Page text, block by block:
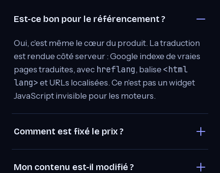
Est-ce bon pour le référencement ?
Oui, c'est même le cœur du produit. La traduction
est rendue côté serveur : Google indexe de vraies
pages traduites, avec hreflang , balise <html
lang> et URLs localisées. Ce n'est pas un widget
JavaScript invisible pour les moteurs.
Comment est fixé le prix ?
Mon contenu est-il modifié ?